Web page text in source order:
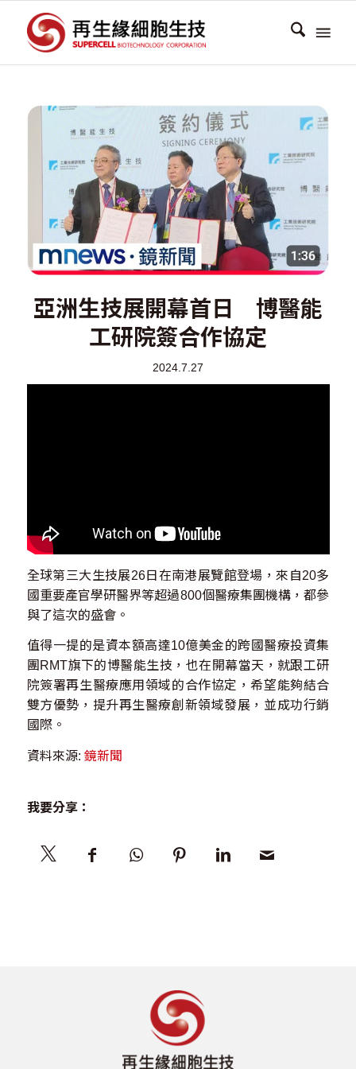
亞洲生技展開幕首日 博醫能
工研院簽合作協定
2024.7.27
全球第三大生技展26日在南港展覽館登場，來自20多
國重要產官學研醫界等超過800個醫療集團機構，都參
與了這次的盛會。
值得一提的是資本額高達10億美金的跨國醫療投資集
團RMT旗下的博醫能生技，也在開幕當天，就跟工研
院簽署再生醫療應用領域的合作協定，希望能夠結合
雙方優勢，提升再生醫療創新領域發展，並成功行銷
國際。
資料來源: 鏡新聞
我要分享：